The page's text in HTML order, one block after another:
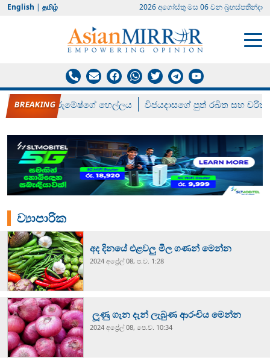
English | தமிழ் 2026 අගෝස්‍තු මස 06 වන බ්‍රහස්පතින්දා
රන් ගෙනා රුමේෂ්ගේ හෙල්ලය විජයදාසගේ පුත් රඛිත සහ චරිත්
ව්‍යාපාරික
අද දිනයේ එළවලු මිල ගණන් මෙන්න
2024 අප්‍රේල් 08, ප.ව. 1:28
ලූණු ගැන දැන් ලැබුණ ආරංචිය මෙන්න
2024 අප්‍රේල් 08, පෙ.ව. 10:34